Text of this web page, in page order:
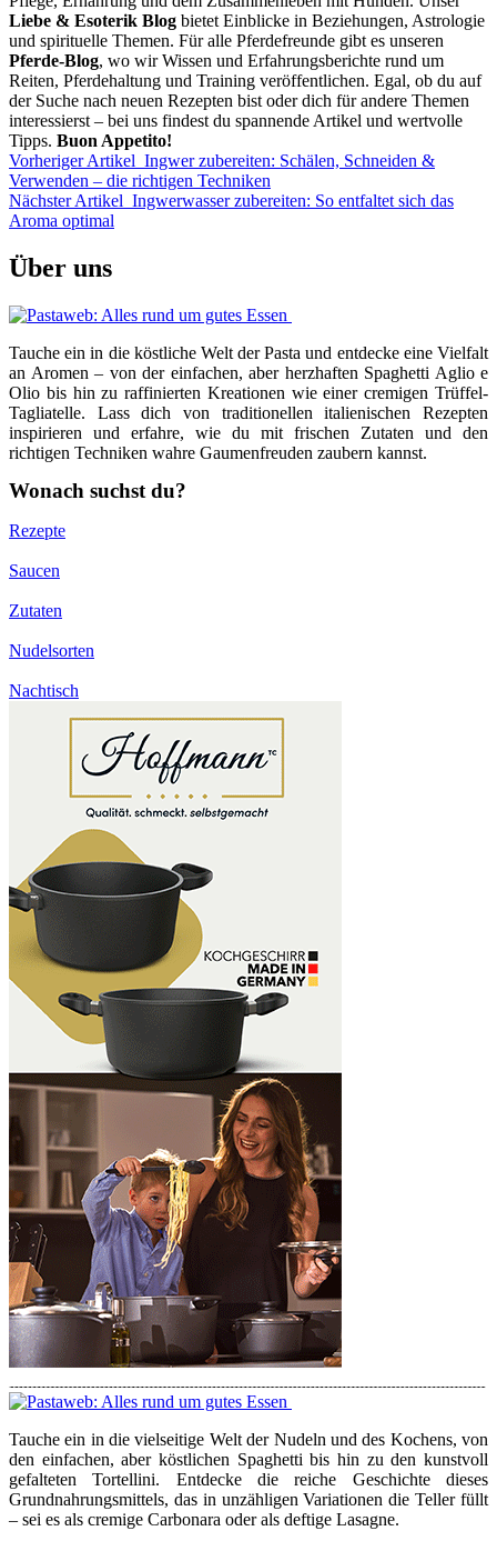
Liebe & Esoterik Blog bietet Einblicke in Beziehungen, Astrologie
und spirituelle Themen. Für alle Pferdefreunde gibt es unseren
Pferde-Blog, wo wir Wissen und Erfahrungsberichte rund um
Reiten, Pferdehaltung und Training veröffentlichen. Egal, ob du auf
der Suche nach neuen Rezepten bist oder dich für andere Themen
interessierst – bei uns findest du spannende Artikel und wertvolle
Tipps. Buon Appetito!
Vorheriger Artikel Ingwer zubereiten: Schälen, Schneiden &
Verwenden – die richtigen Techniken
Nächster Artikel Ingwerwasser zubereiten: So entfaltet sich das
Aroma optimal
Über uns
Tauche ein in die köstliche Welt der Pasta und entdecke eine Vielfalt
an Aromen – von der einfachen, aber herzhaften Spaghetti Aglio e
Olio bis hin zu raffinierten Kreationen wie einer cremigen Trüffel-
Tagliatelle. Lass dich von traditionellen italienischen Rezepten
inspirieren und erfahre, wie du mit frischen Zutaten und den
richtigen Techniken wahre Gaumenfreuden zaubern kannst.
Wonach suchst du?
Rezepte
Saucen
Zutaten
Nudelsorten
Nachtisch
Tauche ein in die vielseitige Welt der Nudeln und des Kochens, von
den einfachen, aber köstlichen Spaghetti bis hin zu den kunstvoll
gefalteten Tortellini. Entdecke die reiche Geschichte dieses
Grundnahrungsmittels, das in unzähligen Variationen die Teller füllt
– sei es als cremige Carbonara oder als deftige Lasagne.